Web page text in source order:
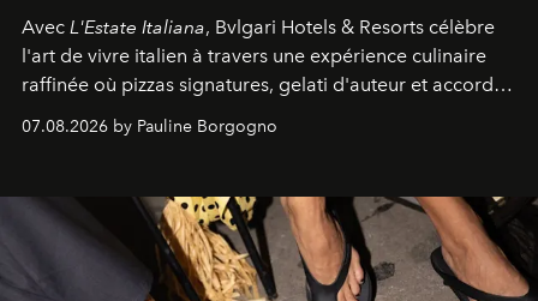
Avec L'Estate Italiana, Bvlgari Hotels & Resorts célèbre
l'art de vivre italien à travers une expérience culinaire
raffinée où pizzas signatures, gelati d'auteur et accords
d'exception composent un véritable voyage sensoriel.
07.08.2026 by Pauline Borgogno